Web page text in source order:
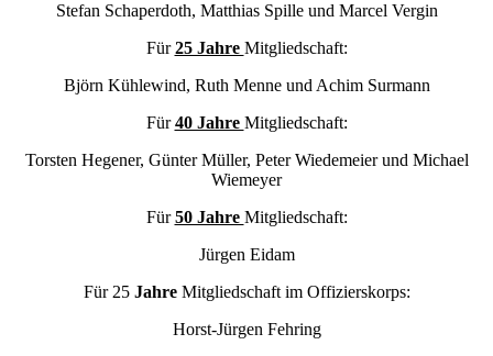
Stefan Schaperdoth, Matthias Spille und Marcel Vergin
Für25 Jahre Mitgliedschaft:
Björn Kühlewind, Ruth Menne und Achim Surmann
Für40 Jahre Mitgliedschaft:
Torsten Hegener, Günter Müller, Peter Wiedemeier und Michael
Wiemeyer
Für50 Jahre Mitgliedschaft:
Jürgen Eidam
Für 25JahreMitgliedschaft im Offizierskorps:
Horst-Jürgen Fehring